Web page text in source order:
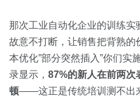
那次工业自动化企业的训练实
故意不打断，让销售把背熟的
本优化”部分突然插入”你们实
录显示， 87%的新人在前两次
顿——这正是传统培训测不出